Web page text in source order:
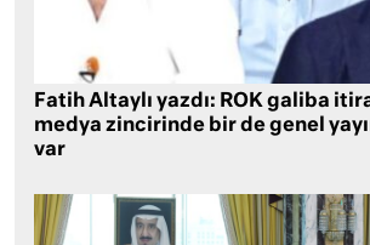
Fatih Altaylı yazdı: ROK galiba
medya zincirinde bir de genel
var